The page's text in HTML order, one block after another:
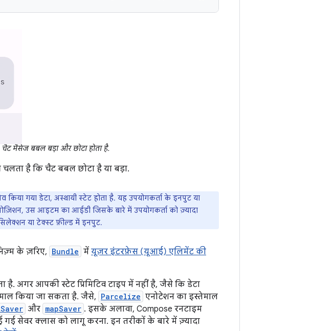
मैसेज बबल बड़ा और छोटा होता है.
है कि चैट बबल छोटा है या बड़ा.
गया डेटा, अस्थायी स्टेट होता है. यह उपयोगकर्ता के इनपुट या
उस आइटम का आईडी जिसके बारे में उपयोगकर्ता को ज़्यादा
सिलेक्शन या टेक्स्ट फ़ील्ड में इनपुट.
के ज़रिए, Bundle में यूज़र इंटरफ़ेस (यूआई) एलिमेंट की
अगर आपकी स्टेट प्रिमिटिव टाइप में नहीं है, जैसे कि डेटा
किया जा सकता है. जैसे, Parcelize एनोटेशन का इस्तेमाल
और mapSaver . इसके अलावा, Compose रनटाइम
सेवर क्लास को लागू करना. इन तरीकों के बारे में ज़्यादा